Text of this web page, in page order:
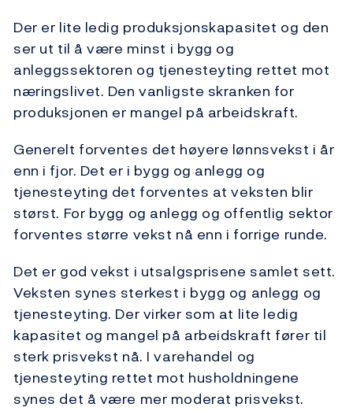
Der er lite ledig produksjonskapasitet og den
ser ut til å være minst i bygg og
anleggssektoren og tjenesteyting rettet mot
næringslivet. Den vanligste skranken for
produksjonen er mangel på arbeidskraft.
Generelt forventes det høyere lønnsvekst i år
enn i fjor. Det er i bygg og anlegg og
tjenesteyting det forventes at veksten blir
størst. For bygg og anlegg og offentlig sektor
forventes større vekst nå enn i forrige runde.
Det er god vekst i utsalgsprisene samlet sett.
Veksten synes sterkest i bygg og anlegg og
tjenesteyting. Der virker som at lite ledig
kapasitet og mangel på arbeidskraft fører til
sterk prisvekst nå. I varehandel og
tjenesteyting rettet mot husholdningene
synes det å være mer moderat prisvekst.